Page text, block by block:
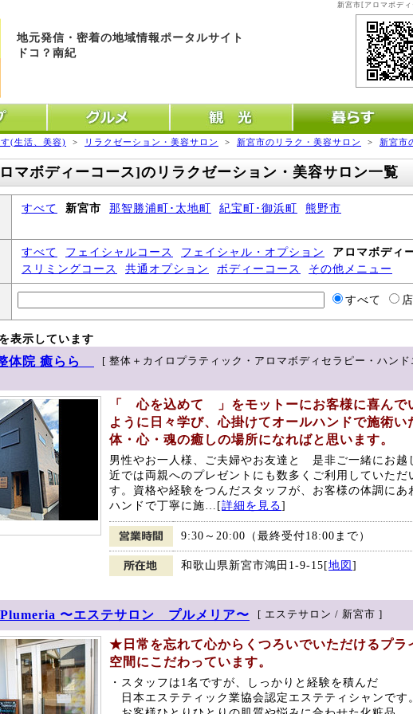
新宮市[アロマボデ
地元発信・密着の地域情報ポータルサイト
ドコ？南紀
グルメ 観光 暮らす
(生活、美容) > リラクゼーション・美容サロン > 新宮市のリラク・美容サロン > 新宮市
マボディーコース]のリラクゼーション・美容サロン一覧
すべて 新宮市 那智勝浦町･太地町 紀宝町･御浜町 熊野市
すべて フェイシャルコース フェイシャル・オプション アロマボディ
スリミングコース
共通オプション ボディーコース その他メニュー
すべて
表示しています
体院 癒らら
[ 整体＋カイロプラティック・アロマボディセラピー・ハン
「 心を込めて 」をモットーにお客様に喜んで
ように日々学び、心掛けてオールハンドで施術い
体・心・魂の癒しの場所になればと思います。
男性やお一人様、ご夫婦やお友達と 是非ご一緒にお越
近では両親へのプレゼントにも数多くご利用していただ
す。資格や経験をつんだスタッフが、お客様の体調にあ
ハンドで丁寧に施…[詳細を見る]
9:30～20:00（最終受付18:00まで）
和歌山県新宮市鴻田1-9-15[地図 ]
〜エステサロン プルメリア〜 [ エステサロン / 新宮市 ]
★日常を忘れて心からくつろいでいただけるプラ
空間にこだわっています。
・スタッフは1名ですが、しっかりと経験を積んだ
日本エステティック業協会認定エステティシャンです